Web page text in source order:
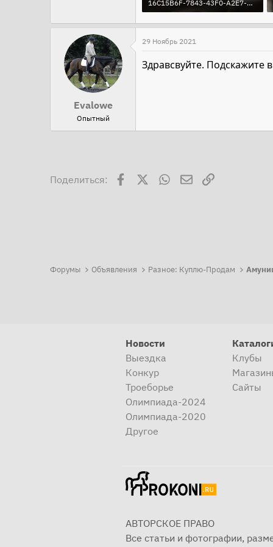
16C15B6F-7843-43F0-A2E7-597E11CD5D8E.jpeg
Evalowe
Опытный
29 Ноябрь 2021
Здравсвуйте. Подскажите
Поделиться: FacebookWhatsAppЭлектронная
Ссылка
Форумы Объявления Разное: Куплю-Продам
Новости
Выездка
Конкур
Троеборье
Олимпиада-2024
Олимпиада-2020
Другое
Клубы
Сайты
АВТОРСКОЕ ПРАВО
Все статьи и фотографии,